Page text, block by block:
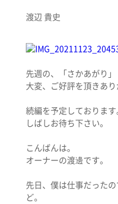
渡辺 貴史
先週の、「さかあがり」
大変、ご好評を頂きあり
続編を予定しております
しばしお待ち下さい。
こんばんは。
オーナーの渡邊です。
先日、僕は仕事だった
ど。